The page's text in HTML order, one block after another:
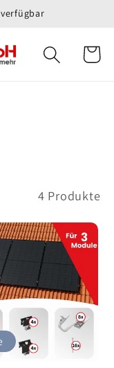
4 Produkte